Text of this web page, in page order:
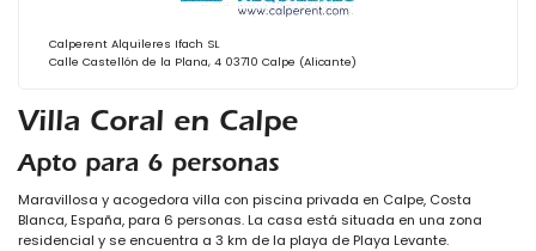
Villa Coral en Calpe
Apto para 6 personas
Maravillosa y acogedora villa con piscina privada en Calpe, Costa
Blanca, España, para 6 personas. La casa está situada en una zona
residencial y se encuentra a 3 km de la playa de Playa Levante.
Calperent Alquileres Ifach SL
Calle Castellón de la Plana, 4 03710 Calpe (Alicante)